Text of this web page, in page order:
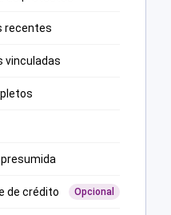
recentes
vinculadas
de crédito Opcional